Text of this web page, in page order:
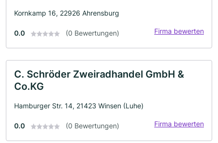
Kornkamp 16, 22926 Ahrensburg
0.0 (0 Bewertungen) Firma bewerten
C. Schröder Zweiradhandel GmbH &
Co.KG
Hamburger Str. 14, 21423 Winsen (Luhe)
0.0 (0 Bewertungen) Firma bewerten